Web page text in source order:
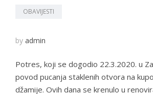
OBAVIJESTI
by admin
Potres, koji se dogodio 22.3.2020. u
povod pucanja staklenih otvora na
džamije. Ovih dana se krenulo u